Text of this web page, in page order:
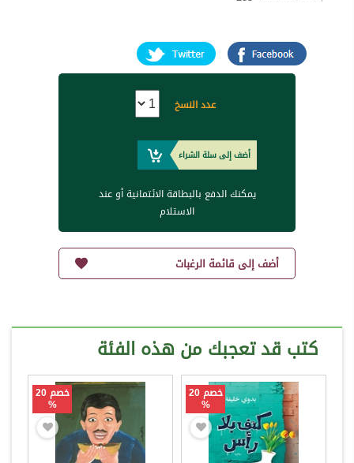
عدد النسخ
أضف إلى سلة الشراء
يمكنك الدفع بالبطاقة الائتمانية أو عند
الاستلام
أضف إلى قائمة الرغبات
كتب قد تعجبك من هذه الفئة
خصم 20
%
خصم 20
%